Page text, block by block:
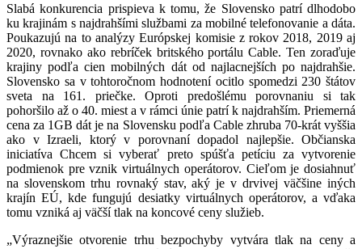
Slabá konkurencia prispieva k tomu, že Slovensko patrí dlhodobo
ku krajinám s najdrahšími službami za mobilné telefonovanie a dáta.
Poukazujú na to analýzy Európskej komisie z rokov 2018, 2019 aj
2020, rovnako ako rebríček britského portálu Cable. Ten zoraďuje
krajiny podľa cien mobilných dát od najlacnejších po najdrahšie.
Slovensko sa v tohtoročnom hodnotení ocitlo spomedzi 230 štátov
sveta na 161. priečke. Oproti predošlému porovnaniu si tak
pohoršilo až o 40. miest a v rámci únie patrí k najdrahším. Priemerná
cena za 1GB dát je na Slovensku podľa Cable zhruba 70-krát vyššia
ako v Izraeli, ktorý v porovnaní dopadol najlepšie. Občianska
iniciatíva Chcem si vyberať preto spúšťa petíciu za vytvorenie
podmienok pre vznik virtuálnych operátorov. Cieľom je dosiahnuť
na slovenskom trhu rovnaký stav, aký je v drvivej väčšine iných
krajín EÚ, kde fungujú desiatky virtuálnych operátorov, a vďaka
tomu vzniká aj väčší tlak na koncové ceny služieb.
„Výraznejšie otvorenie trhu bezpochyby vytvára tlak na ceny a